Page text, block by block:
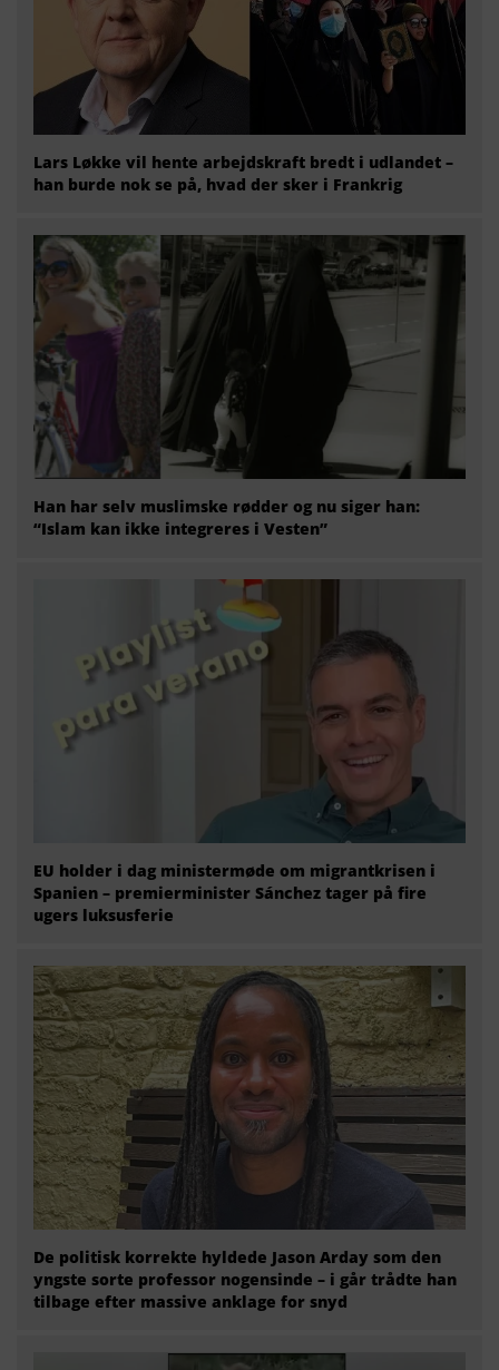
Lars Løkke vil hente arbejdskraft bredt i udlandet –
han burde nok se på, hvad der sker i Frankrig
Han har selv muslimske rødder og nu siger han:
“Islam kan ikke integreres i Vesten”
EU holder i dag ministermøde om migrantkrisen i
Spanien – premierminister Sánchez tager på fire
ugers luksusferie
De politisk korrekte hyldede Jason Arday som den
yngste sorte professor nogensinde – i går trådte han
tilbage efter massive anklage for snyd